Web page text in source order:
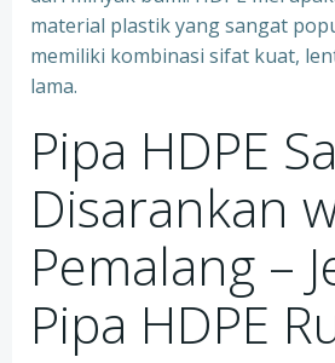
material plastik yang sangat
memiliki kombinasi sifat kuat,
lama.
Pipa HDPE
Disarankan
Pemalang –
Pipa HDPE